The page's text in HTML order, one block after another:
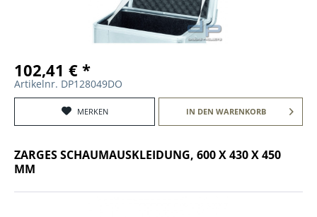
102,41 € *
Artikelnr. DP128049DO
MERKEN IN DEN WARENKORB
ZARGES SCHAUMAUSKLEIDUNG, 600 X 430 X 450
MM